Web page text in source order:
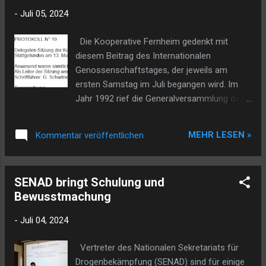
man sich mit der MOPC-Ministerin erst
einmal habe treffen wollen. Als vor etwa
zwei Monaten eine Pressekonferenz in
Asuncion stattfand bezüglich des
Wasserkanals für den Chaco, hatte das für
Chaco-Kooperativen das Projekt angehalten
dieses Treffens waren mehr...
- Juli 05, 2024
Die Kooperative Fernheim gedenkt mit
diesem Beitrag des Internationalen
Genossenschaftstages, der jeweils am
ersten Samstag im Juli begangen wird. Im
Jahr 1992 rief die Generalversammlung der
Jahrestag der Gründung der Internationalen
Genossenschaftsallianz zu feiern. Offiziell
Generalversammlung der Vereinten Nationen
lud dann im Jahr 1994, alle Regierungen,
Kommentar veröffentlichen MEHR LESEN »
SENAD bringt Schulung und
Bewusstmachung
- Juli 04, 2024
Vertreter des Nationalen Sekretariats für
Drogenbekämpfung (SENAD) sind für einige